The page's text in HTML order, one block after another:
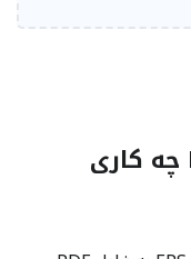
این ابزار EPS به PDF چه کاری